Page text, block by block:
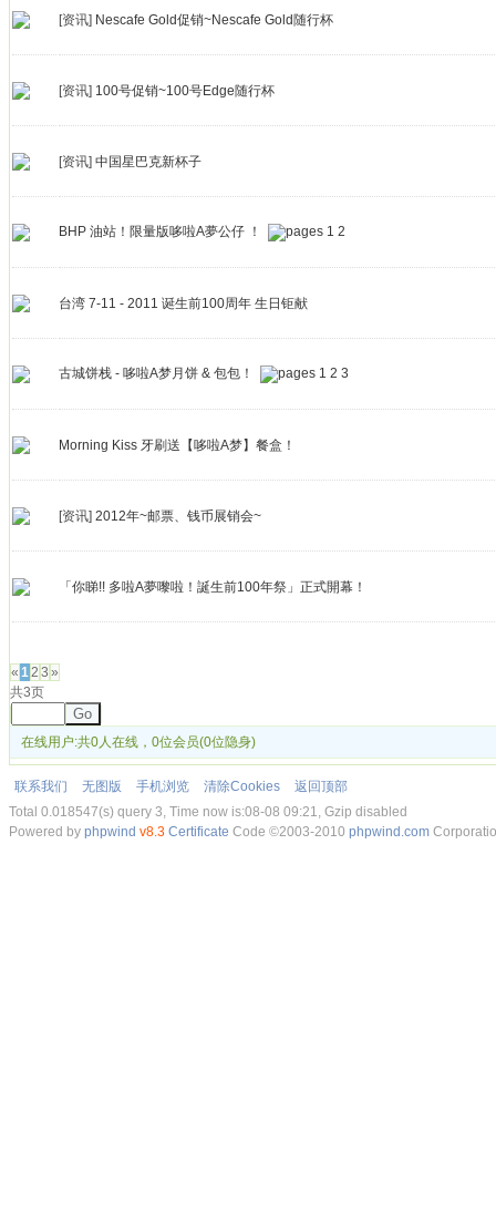
[资讯] Nescafe Gold促销~Nescafe Gold随行杯
[资讯] 100号促销~100号Edge随行杯
[资讯] 中国星巴克新杯子
BHP 油站！限量版哆啦A夢公仔 ！ 1 2
台湾 7-11 - 2011 诞生前100周年 生日钜献
古城饼栈 - 哆啦A梦月饼 & 包包！ 1 2 3
Morning Kiss 牙刷送【哆啦A梦】餐盒！
[资讯] 2012年~邮票、钱币展销会~
「你睇!! 多啦A夢嚟啦！誕生前100年祭」正式開幕！
« 12 3 »
共3页
Go
在线用户:共0人在线，0位会员(0位隐身)
联系我们 无图版 手机浏览 清除Cookies
返回顶部
Total 0.018547(s) query 3, Time now is:08-08 09:21, Gzip disabled
Powered by phpwind v8.3 Certificate Code ©2003-2010 phpwind.com